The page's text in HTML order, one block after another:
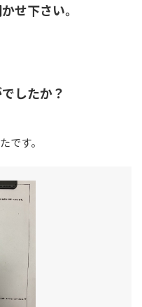
せ下さい。
したか？
です。